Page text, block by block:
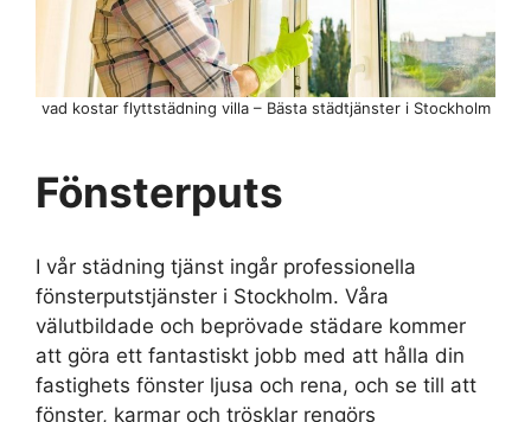
vad kostar flyttstädning villa – Bästa städtjänster i Stockholm
Fönsterputs
I vår städning tjänst ingår professionella
fönsterputstjänster i Stockholm. Våra
välutbildade och beprövade städare kommer
att göra ett fantastiskt jobb med att hålla din
fastighets fönster ljusa och rena, och se till att
fönster, karmar och trösklar rengörs